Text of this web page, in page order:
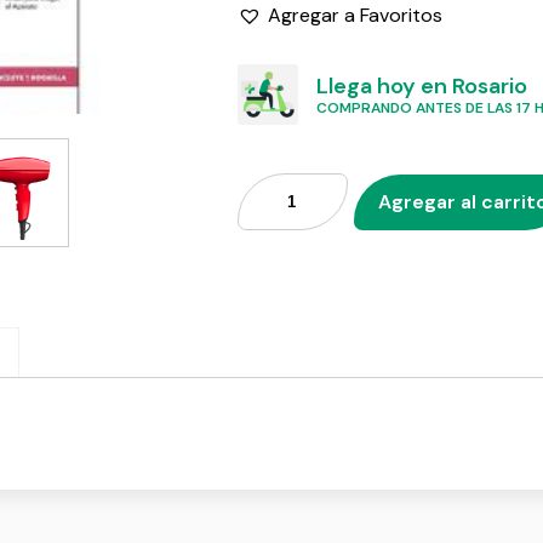
Agregar a Favoritos
Llega hoy en Rosario
COMPRANDO ANTES DE LAS 17
Agregar al